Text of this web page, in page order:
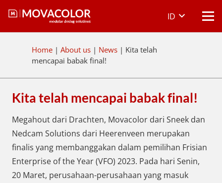
ID
Home | About us | News | Kita telah
mencapai babak final!
Kita telah mencapai babak final!
Megahout dari Drachten, Movacolor dari Sneek dan
Nedcam Solutions dari Heerenveen merupakan
finalis yang membanggakan dalam pemilihan Frisian
Enterprise of the Year (VFO) 2023. Pada hari Senin,
20 Maret, perusahaan-perusahaan yang masuk